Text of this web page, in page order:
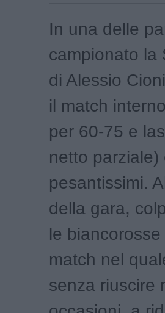
In una delle
campionato la
di Alessio
il match
per 60-75 e
netto
pesantissimi.
della gara,
le
match nel
senza riuscire